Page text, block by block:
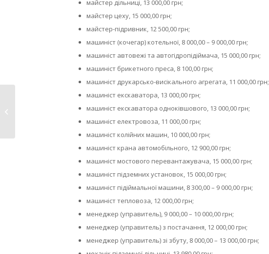
майстер дільниці, 13 000,00 грн;
майстер цеху, 15 000,00 грн;
майстер-підривник, 12 500,00 грн;
машиніст (кочегар) котельної, 8 000,00 – 9 000,00 грн;
машиніст автовежі та автогідропідіймача, 15 000,00 грн;
машиніст брикетного преса, 8 100,00 грн;
машиніст друкарсько-висікального агрегата, 11 000,00 грн;
машиніст екскаватора, 13 000,00 грн;
машиніст екскаватора одноківшового, 13 000,00 грн;
машиніст електровоза, 11 000,00 грн;
машиніст колійних машин, 10 000,00 грн;
машиніст крана автомобільного, 12 900,00 грн;
машиніст мостового перевантажувача, 15 000,00 грн;
машиніст підземних установок, 15 000,00 грн;
машиніст підіймальної машини, 8 300,00 – 9 000,00 грн;
машиніст тепловоза, 12 000,00 грн;
менеджер (управитель), 9 000,00 – 10 000,00 грн;
менеджер (управитель) з постачання, 12 000,00 грн;
менеджер (управитель) зі збуту, 8 000,00 – 13 000,00 грн;